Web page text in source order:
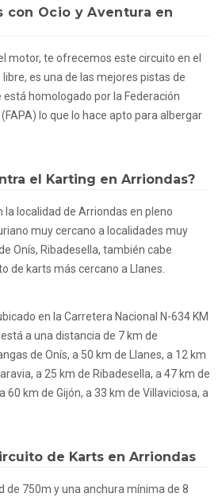
con Ocio y Aventura en
motor, te ofrecemos este circuito en el
es una de las mejores pistas de
está homologado por la Federación
lo que lo hace apto para albergar
el Karting en Arriondas?
la localidad de Arriondas en pleno
muy cercano a localidades muy
Onís, Ribadesella, también cabe
de karts más cercano a Llanes.
en la Carretera Nacional N-634 KM
a una distancia de 7 km de
de Onís, a 50 km de Llanes, a 12 km
a 25 km de Ribadesella, a 47 km de
60 km de Gijón, a 33 km de Villaviciosa, a
de Karts en Arriondas
de 750m y una anchura mínima de 8